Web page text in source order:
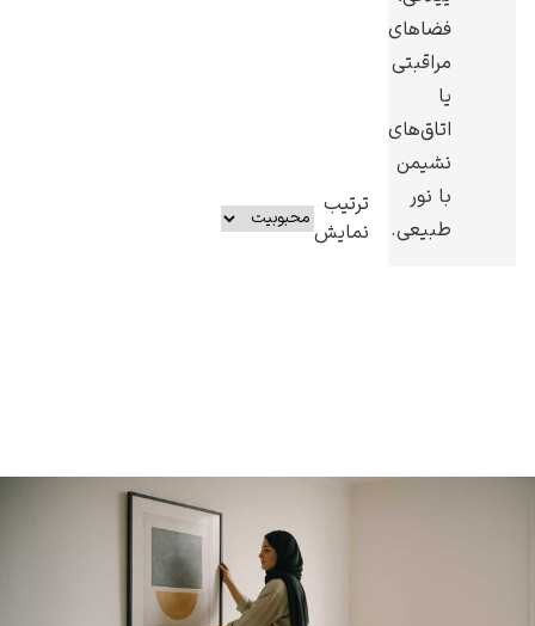
فضاهای
مراقبتی
یا
اتاق‌های
نشیمن
با نور
طبیعی.
ترتیب
نمایش